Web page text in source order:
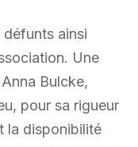
ainsi
Une
Bulcke,
pour sa rigueur
la disponibilité